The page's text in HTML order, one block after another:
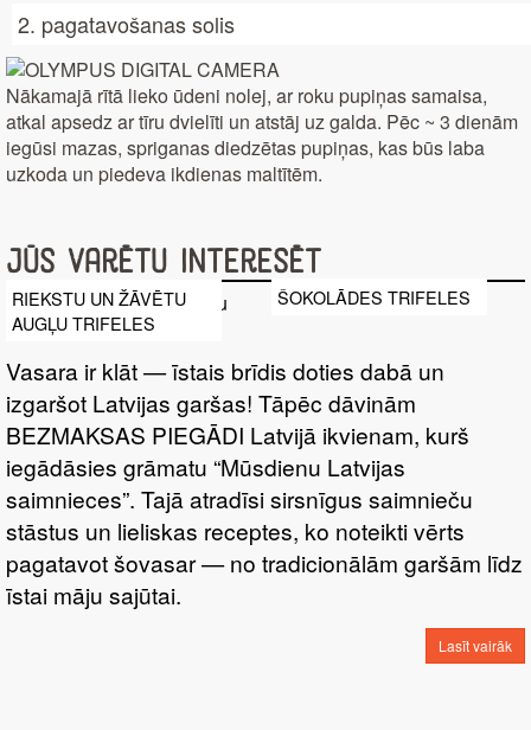
2. pagatavošanas solis
Nākamajā rītā lieko ūdeni nolej, ar roku pupiņas samaisa,
atkal apsedz ar tīru dvielīti un atstāj uz galda. Pēc ~ 3 dienām
iegūsi mazas, spriganas diedzētas pupiņas, kas būs laba
uzkoda un piedeva ikdienas maltītēm.
Jūs varētu interesēt
RIEKSTU UN ŽĀVĒTU
AUGĻU TRIFELES
ŠOKOLĀDES TRIFELES
Vasara ir klāt — īstais brīdis doties dabā un
izgaršot Latvijas garšas! Tāpēc dāvinām
BEZMAKSAS PIEGĀDI Latvijā ikvienam, kurš
iegādāsies grāmatu “Mūsdienu Latvijas
saimnieces”. Tajā atradīsi sirsnīgus saimnieču
stāstus un lieliskas receptes, ko noteikti vērts
pagatavot šovasar — no tradicionālām garšām līdz
īstai māju sajūtai.
Lasīt vairāk